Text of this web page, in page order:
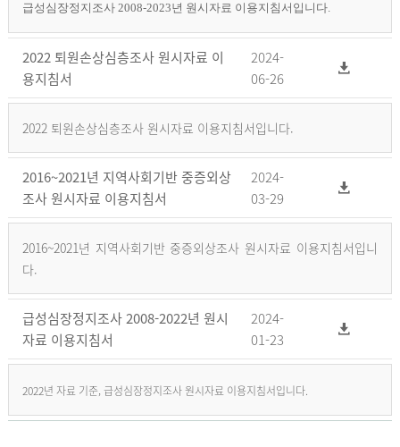
급성심장정지조사 2008-2023년 원시자료 이용지침서입니다.
2022 퇴원손상심층조사 원시자료 이
용지침서
2024-
06-26
2022 퇴원손상심층조사 원시자료 이용지침서입니다.
2016~2021년 지역사회기반 중증외상
조사 원시자료 이용지침서
2024-
03-29
2016~2021년 지역사회기반 중증외상조사 원시자료 이용지침서입니
다.
급성심장정지조사 2008-2022년 원시
자료 이용지침서
2024-
01-23
2022년 자료 기준, 급성심장정지조사 원시자료 이용지침서입니다.